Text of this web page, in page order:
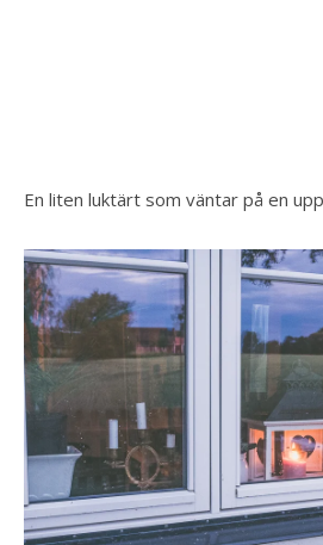
En liten luktärt som väntar på en